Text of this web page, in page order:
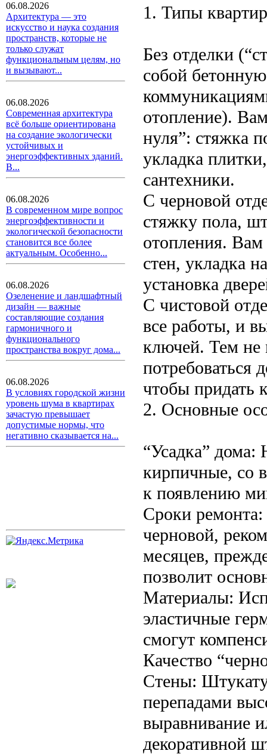
06.08.2026
Архитектура — это
искусство и наука создания
пространств, которые не
только служат
функциональным целям, но
и вызывают...
06.08.2026
Современная архитектура
всё больше ориентирована
на создание экологически
устойчивых и
энергоэффективных зданий.
В...
06.08.2026
В современном мире вопрос
энергоэффективности и
экологической безопасности
становится все более
актуальным. Особенно...
06.08.2026
Озеленение и ландшафтный
дизайн — важные
составляющие создания
гармоничного и
функционального
пространства вокруг дома...
06.08.2026
В условиях городской жизни
уровень шума в квартирах
зачастую превышает
допустимые нормы, что
негативно сказывается на...
1. Типы
Без отделки
собой
отопление).
нуля”: стяжка
укладка
сантехники.
С черновой
стяжку пола,
отопления. Вам
стен, укладка
установка
С чистовой
все работы, и
ключей. Тем не
потребоваться
чтобы придать
2. Основные
“Усадка” дома:
кирпичные, со
к появлению
Сроки ремонта:
черновой,
месяцев,
позволит
Материалы:
эластичные
смогут
Качество
Стены:
перепадами
выравнивание
декоративной